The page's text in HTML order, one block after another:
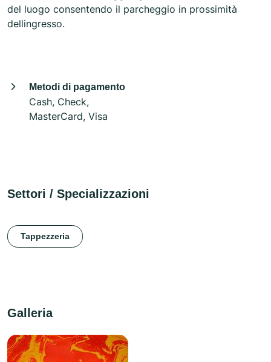
del luogo consentendo il parcheggio in prossimità
dellingresso.
Metodi di pagamento
Cash, Check,
MasterCard, Visa
Settori / Specializzazioni
Tappezzeria
Galleria